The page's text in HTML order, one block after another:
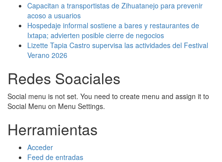
Capacitan a transportistas de Zihuatanejo para prevenir
acoso a usuarios
Hospedaje informal sostiene a bares y restaurantes de
Ixtapa; advierten posible cierre de negocios
Lizette Tapia Castro supervisa las actividades del Festival
Verano 2026
Redes Soaciales
Social menu is not set. You need to create menu and assign it to
Social Menu on Menu Settings.
Herramientas
Acceder
Feed de entradas